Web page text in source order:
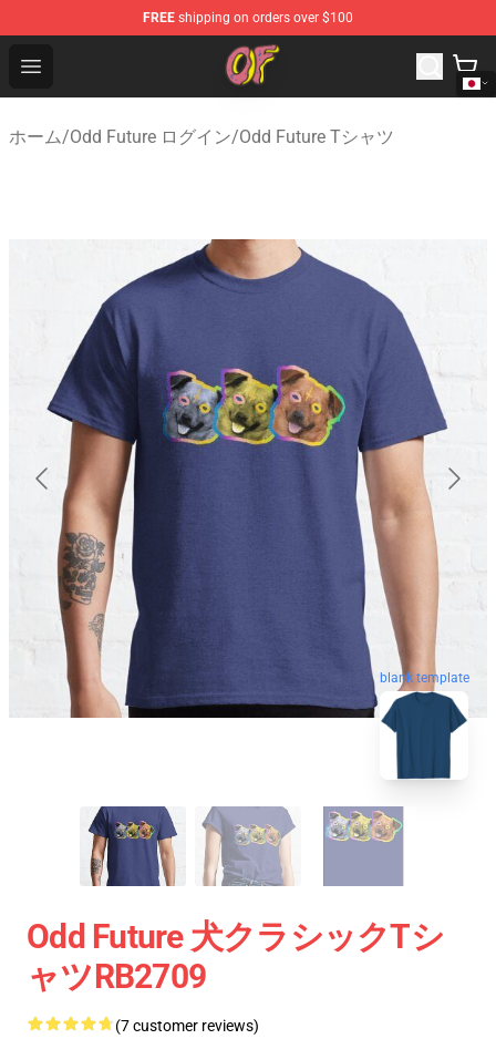
FREE shipping on orders over $100
Open menu
Odd Future Shop - Official Odd Future Merchandise Store
ホーム/Odd Future ログイン/Odd Future Tシャツ
blank template
Odd Future 犬クラシックTシ
ャツRB2709
(7 customer reviews)